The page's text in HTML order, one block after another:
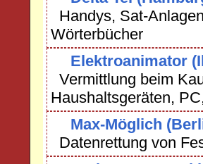
Handys, Sat-
Wörterbücher
Elektroanimator
Vermittlung beim
Haushaltsgeräten,
Max-Möglich
Datenrettung von